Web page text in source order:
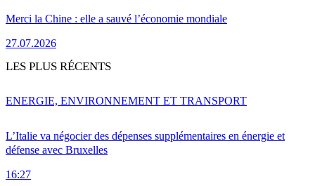
Merci la Chine : elle a sauvé l’économie mondiale
27.07.2026
LES PLUS RÉCENTS
L’Italie va négocier des dépenses supplémentaires en énergie et
défense avec Bruxelles
16:27
ENERGIE, ENVIRONNEMENT ET TRANSPORT